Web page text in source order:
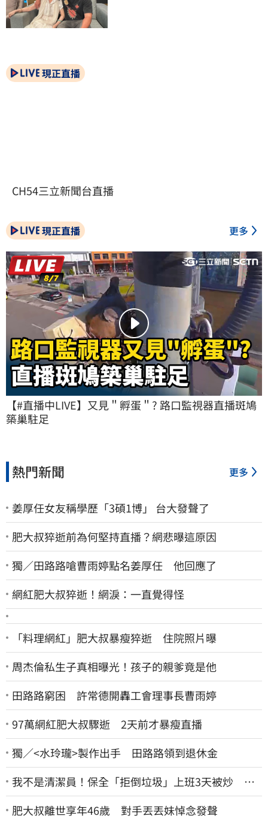
現正直播
CH54三立新聞台直播
現正直播 更多
【#直播中LIVE】又見＂孵蛋＂? 路口監視器直播斑鳩
築巢駐足
熱門新聞 更多
姜厚任女友稱學歷「3碩1博」 台大發聲了
肥大叔猝逝前為何堅持直播？網悲曝這原因
獨／田路路嗆曹雨婷點名姜厚任 他回應了
網紅肥大叔猝逝！網淚：一直覺得怪
「料理網紅」肥大叔暴瘦猝逝 住院照片曝
周杰倫私生子真相曝光！孩子的親爹竟是他
田路路窮困 許常德開轟工會理事長曹雨婷
97萬網紅肥大叔驟逝 2天前才暴瘦直播
獨／<水玲瓏>製作出手 田路路領到退休金
我不是清潔員！保全「拒倒垃圾」上班3天被炒 找
法院討公道結果出爐
肥大叔離世享年46歲 對手丟丟妹悼念發聲